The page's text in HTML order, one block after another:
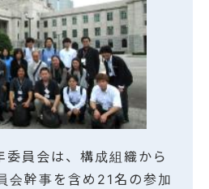
員会は、構成組織から
会幹事を含め21名の参加